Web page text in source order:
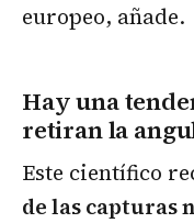
europeo, añade.
Hay una
retiran la
Este científico
de las capturas